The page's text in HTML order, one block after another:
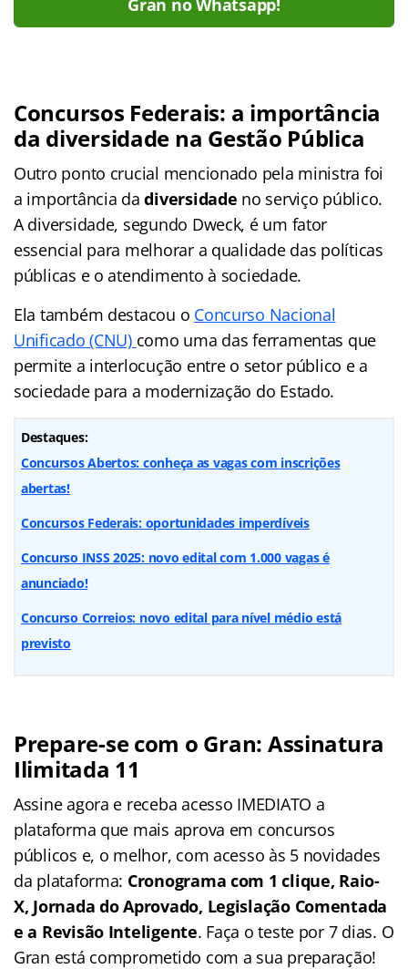
Concursos Federais: a importância
da diversidade na Gestão Pública
Outro ponto crucial mencionado pela ministra foi
a importância dadiversidade no serviço público.
A diversidade, segundo Dweck, é um fator
essencial para melhorar a qualidade das políticas
públicas e o atendimento à sociedade.
Ela também destacou o Concurso Nacional
Unificado (CNU) como uma das ferramentas que
permite a interlocução entre o setor público e a
sociedade para a modernização do Estado.
Destaques:
Concursos Abertos: conheça as vagas com inscrições
abertas!
Concursos Federais: oportunidades imperdíveis
Concurso INSS 2025: novo edital com 1.000 vagas é
anunciado!
Concurso Correios: novo edital para nível médio está
previsto
Prepare-se com o Gran: Assinatura
Ilimitada 11
Assine agora e receba acesso IMEDIATO a
plataforma que mais aprova em concursos
públicos e, o melhor, com acesso às 5 novidades
da plataforma: Cronograma com 1 clique, Raio-
X, Jornada do Aprovado, Legislação Comentada
e a Revisão Inteligente. Faça o teste por 7 dias. O
Gran está comprometido com a sua preparação!